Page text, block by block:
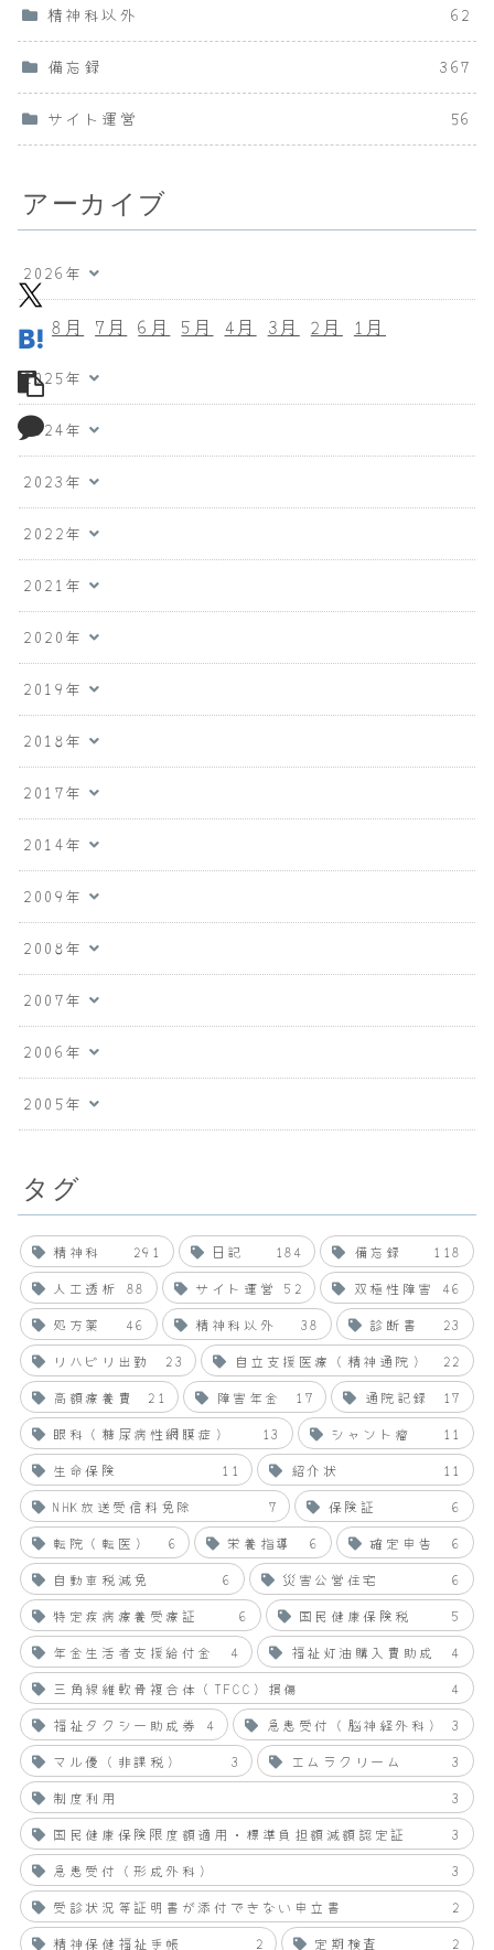
精神科以外 62
備忘録 367
サイト運営 56
アーカイブ
2026年
8月 7月 6月 5月 4月 3月 2月 1月
2025年
2024年
2023年
2022年
2021年
2020年
2019年
2018年
2017年
2014年
2009年
2008年
2007年
2006年
2005年
タグ
精神科 291 日記 184 備忘録
118
人工透析
88 サイト運営 52 双極性障害
46
処方薬
46 精神科以外 38 診断書
23
リハビリ出勤
23 自立支援医療（精神通院）
22
高額療養費
21 障害年金 17 通院記録
17
眼科（糖尿病性網膜症）
13 シャント瘤
11
生命保険
11 紹介状
11
NHK放送受信料免除
7 保険証
6
転院（転医）
6 栄養指導 6 確定申告
6
自動車税減免
6 災害公営住宅
6
特定疾病療養受療証
6 国民健康保険税
5
年金生活者支援給付金
4 福祉灯油購入費助成
4
三角線維軟骨複合体（TFCC）損傷
4
福祉タクシー助成券
4 急患受付（脳神経外科）
3
マル優（非課税）
3 エムラクリーム
3
制度利用
3
国民健康保険限度額適用・標準負担額減額認定証
3
急患受付（形成外科）
3
受診状況等証明書が添付できない申立書
2
精神保健福祉手帳
2 定期検査 2